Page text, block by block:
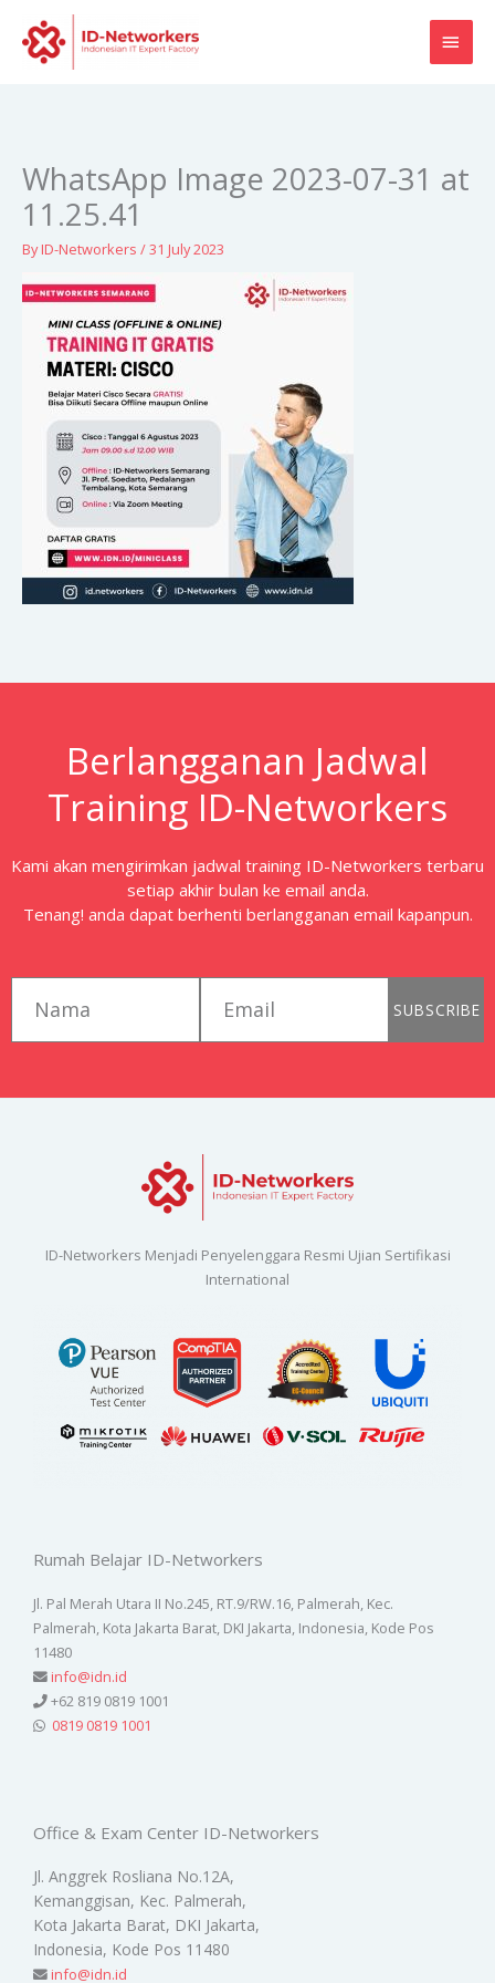
content
WhatsApp Image 2023-07-31 at
11.25.41
ByID-Networkers /31 July 2023
Berlangganan Jadwal
Training ID-Networkers
Kami akan mengirimkan jadwal training ID-Networkers terbaru
setiap akhir bulan ke email anda.
Tenang! anda dapat berhenti berlangganan email kapanpun.
SUBSCRIBE
ID-Networkers Menjadi Penyelenggara Resmi Ujian Sertifikasi
International
Rumah Belajar ID-Networkers
Jl. Pal Merah Utara II No.245, RT.9/RW.16, Palmerah, Kec.
Palmerah, Kota Jakarta Barat, DKI Jakarta, Indonesia, Kode Pos
11480
info@idn.id
+62 819 0819 1001
0819 0819 1001
Office & Exam Center ID-Networkers
Jl. Anggrek Rosliana No.12A,
Kemanggisan, Kec. Palmerah,
Kota Jakarta Barat, DKI Jakarta,
Indonesia, Kode Pos 11480
info@idn.id